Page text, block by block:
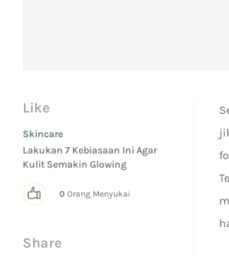
Like
Skincare
Lakukan 7 Kebiasaan Ini Agar
Kulit Semakin Glowing
0 Orang Menyukai
Share